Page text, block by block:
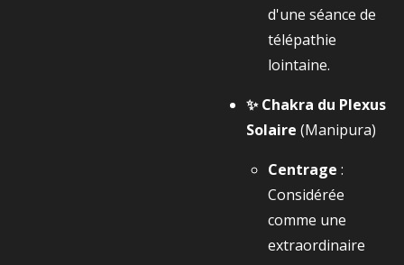
d'une séance de
télépathie
lointaine.
✨ Chakra du Plexus
Solaire (Manipura)
Centrage :
Considérée
comme une
extraordinaire